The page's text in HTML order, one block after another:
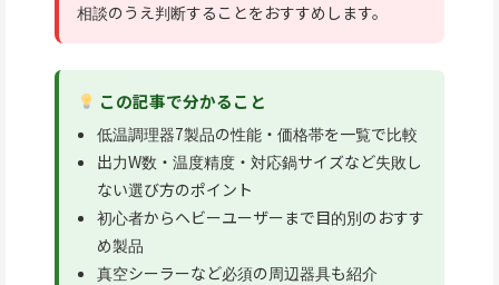
相談のうえ判断することをおすすめします。
この記事で分かること
低温調理器7製品の性能・価格帯を一覧で比較
出力W数・温度精度・対応鍋サイズなど失敗し
ない選び方のポイント
初心者からヘビーユーザーまで目的別のおすす
め製品
真空シーラーなど必須の周辺器具も紹介